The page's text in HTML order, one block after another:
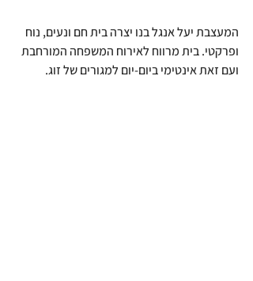
המעצבת יעל אנגל בנו יצרה בית חם ונעים, נוח
ופרקטי. בית מרווח לאירוח המשפחה המורחבת
ועם זאת אינטימי ביום-יום למגורים של זוג.